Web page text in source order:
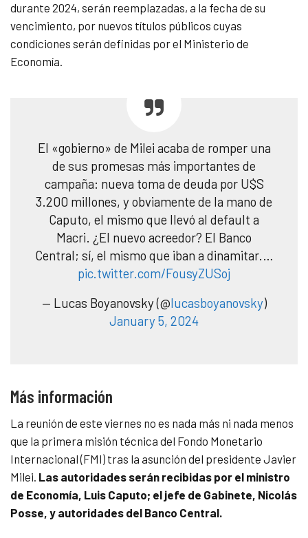
durante 2024, serán reemplazadas, a la fecha de su
vencimiento, por nuevos títulos públicos cuyas
condiciones serán definidas por el Ministerio de
Economía.
El «gobierno» de Milei acaba de romper una
de sus promesas más importantes de
campaña: nueva toma de deuda por U$S
3.200 millones, y obviamente de la mano de
Caputo, el mismo que llevó al default a
Macri. ¿El nuevo acreedor? El Banco
Central; sí, el mismo que iban a dinamitar.…
pic.twitter.com/FousyZUSoj
— Lucas Boyanovsky (@lucasboyanovsky)
January 5, 2024
Más información
La reunión de este viernes no es nada más ni nada menos
que la primera misión técnica del Fondo Monetario
Internacional (FMI) tras la asunción del presidente Javier
Milei. Las autoridades serán recibidas por el ministro
de Economía, Luis Caputo; el jefe de Gabinete, Nicolás
Posse, y autoridades del Banco Central.